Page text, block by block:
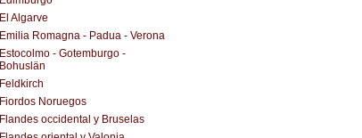
El Algarve
Emilia Romagna - Padua - Verona
Estocolmo - Gotemburgo -
Bohuslän
Feldkirch
Fiordos Noruegos
Flandes occidental y Bruselas